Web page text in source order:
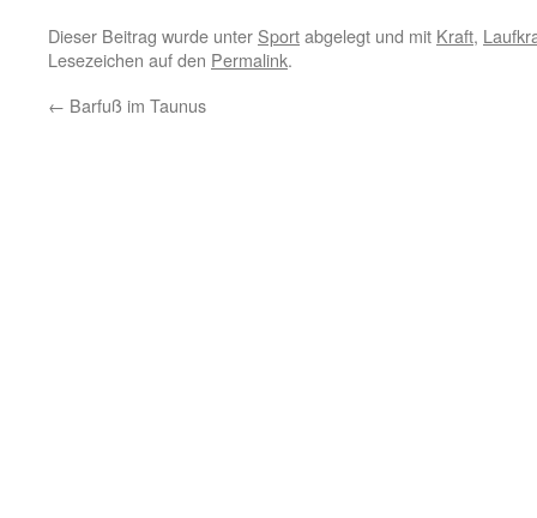
Dieser Beitrag wurde unter Sportabgelegt und mit Kraft,
Lesezeichen auf den Permalink.
← Barfuß im Taunus